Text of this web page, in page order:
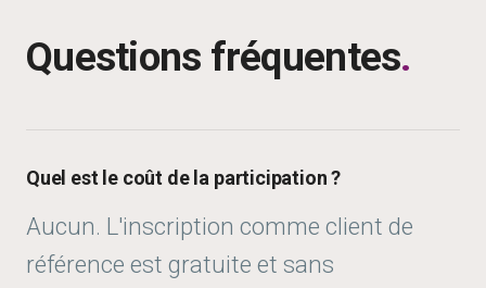
Questions fréquentes.
Quel est le coût de la participation ?
Aucun. L'inscription comme client de
référence est gratuite et sans